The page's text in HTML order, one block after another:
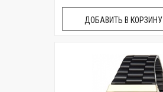
ДОБАВИТЬ В КОРЗИНУ